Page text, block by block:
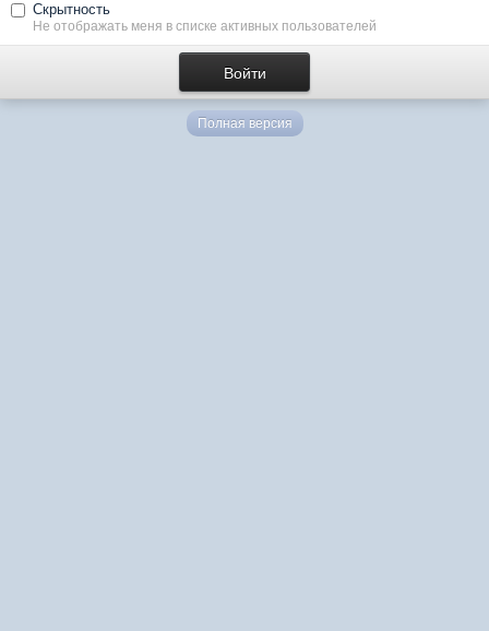
Скрытность
Не отображать меня в списке активных пользователей
Полная версия